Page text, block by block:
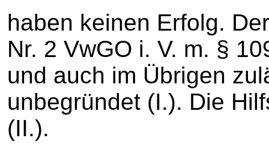
haben keinen Erfolg.
Nr. 2 VwGO i. V. m. §
und auch im Übrigen
unbegründet (I.). Die
(II.).